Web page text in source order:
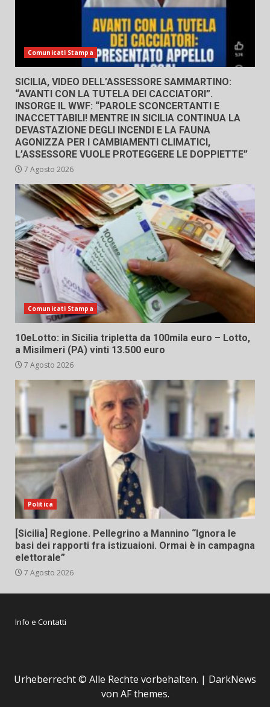
Comunicati Stampa
SICILIA, VIDEO DELL’ASSESSORE SAMMARTINO:
“AVANTI CON LA TUTELA DEI CACCIATORI”.
INSORGE IL WWF: “PAROLE SCONCERTANTI E
INACCETTABILI! MENTRE IN SICILIA CONTINUA LA
DEVASTAZIONE DEGLI INCENDI E LA FAUNA
AGONIZZA PER I CAMBIAMENTI CLIMATICI,
L’ASSESSORE VUOLE PROTEGGERE LE DOPPIETTE”
7 Agosto 2026
Comunicati Stampa
10eLotto: in Sicilia tripletta da 100mila euro – Lotto,
a Misilmeri (PA) vinti 13.500 euro
7 Agosto 2026
Politica
[Sicilia] Regione. Pellegrino a Mannino “Ignora le
basi dei rapporti fra istizuaioni. Ormai è in campagna
elettorale”
7 Agosto 2026
Info e Contatti
Urheberrecht © Alle Rechte vorbehalten. | DarkNews
von AF themes.